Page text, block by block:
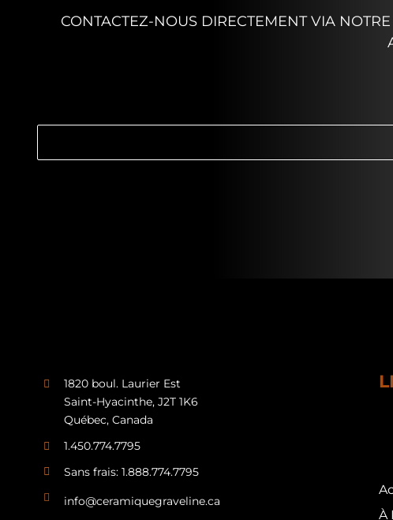
CONTACTEZ-NOUS DIRECTEMENT VIA
1820 boul. Laurier Est
Saint-Hyacinthe, J2T 1K6
Québec, Canada
1.450.774.7795
Sans frais: 1.888.774.7795
info@ceramiquegraveline.ca
À